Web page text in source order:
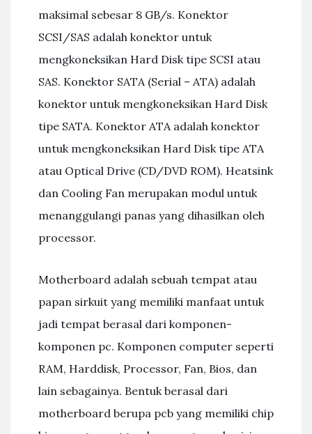
maksimal sebesar 8 GB/s. Konektor
SCSI/SAS adalah konektor untuk
mengkoneksikan Hard Disk tipe SCSI atau
SAS. Konektor SATA (Serial – ATA) adalah
konektor untuk mengkoneksikan Hard Disk
tipe SATA. Konektor ATA adalah konektor
untuk mengkoneksikan Hard Disk tipe ATA
atau Optical Drive (CD/DVD ROM). Heatsink
dan Cooling Fan merupakan modul untuk
menanggulangi panas yang dihasilkan oleh
processor.
Motherboard adalah sebuah tempat atau
papan sirkuit yang memiliki manfaat untuk
jadi tempat berasal dari komponen-
komponen pc. Komponen computer seperti
RAM, Harddisk, Processor, Fan, Bios, dan
lain sebagainya. Bentuk berasal dari
motherboard berupa pcb yang memiliki chip